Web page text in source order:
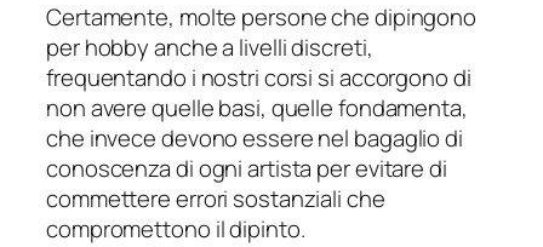
Certamente, molte persone che dipingono
per hobby anche a livelli discreti,
frequentando i nostri corsi si accorgono di
non avere quelle basi, quelle fondamenta,
che invece devono essere nel bagaglio di
conoscenza di ogni artista per evitare di
commettere errori sostanziali che
compromettono il dipinto.